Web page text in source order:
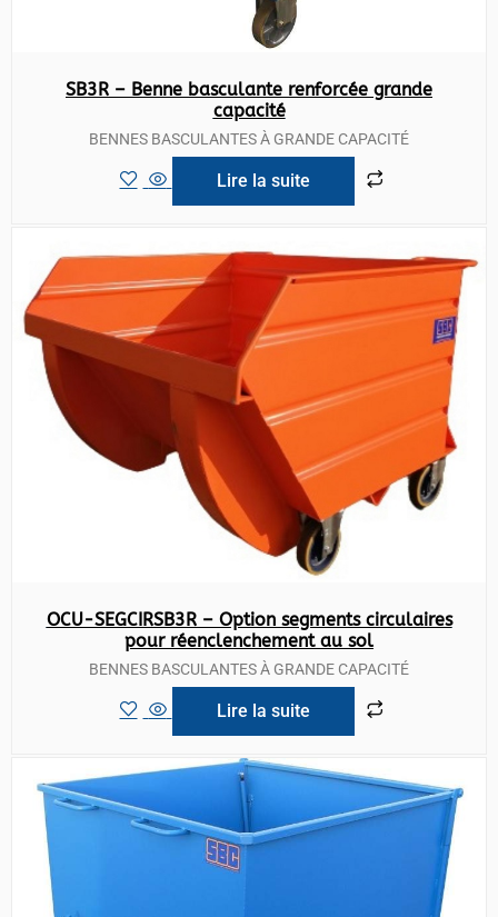
SB3R – Benne basculante renforcée grande
capacité
BENNES BASCULANTES À GRANDE CAPACITÉ
Lire la suite
OCU-SEGCIRSB3R – Option segments circulaires
pour réenclenchement au sol
BENNES BASCULANTES À GRANDE CAPACITÉ
Lire la suite